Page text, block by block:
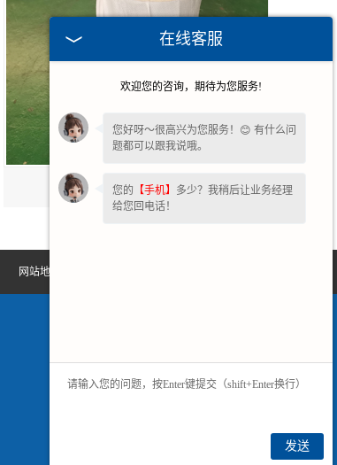
安徽抗裂贴批发
网站地图
在线客服
欢迎您的咨询，期待为您服务!
您好呀～很高兴为您服务！😊 有什么问
题都可以跟我说哦。
您的 【手机】 多少？我稍后让业务经理
给您回电话！
发送